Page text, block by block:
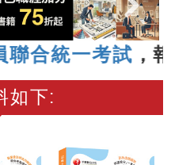
合統一考試，
如下: